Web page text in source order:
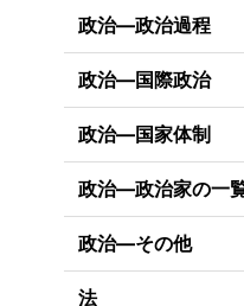
政治―政治過程
政治―国際政治
政治―国家体制
政治―政治家の一
政治―その他
法